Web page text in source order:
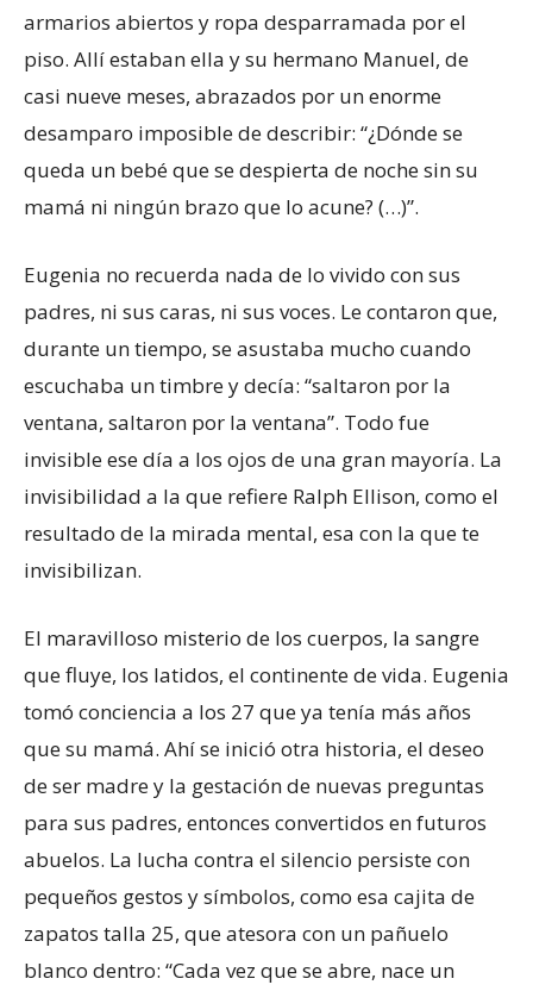
armarios abiertos y ropa desparramada por el
piso. Allí estaban ella y su hermano Manuel, de
casi nueve meses, abrazados por un enorme
desamparo imposible de describir: “¿Dónde se
queda un bebé que se despierta de noche sin su
mamá ni ningún brazo que lo acune? (…)”.
Eugenia no recuerda nada de lo vivido con sus
padres, ni sus caras, ni sus voces. Le contaron que,
durante un tiempo, se asustaba mucho cuando
escuchaba un timbre y decía: “saltaron por la
ventana, saltaron por la ventana”. Todo fue
invisible ese día a los ojos de una gran mayoría. La
invisibilidad a la que refiere Ralph Ellison, como el
resultado de la mirada mental, esa con la que te
invisibilizan.
El maravilloso misterio de los cuerpos, la sangre
que fluye, los latidos, el continente de vida. Eugenia
tomó conciencia a los 27 que ya tenía más años
que su mamá. Ahí se inició otra historia, el deseo
de ser madre y la gestación de nuevas preguntas
para sus padres, entonces convertidos en futuros
abuelos. La lucha contra el silencio persiste con
pequeños gestos y símbolos, como esa cajita de
zapatos talla 25, que atesora con un pañuelo
blanco dentro: “Cada vez que se abre, nace un